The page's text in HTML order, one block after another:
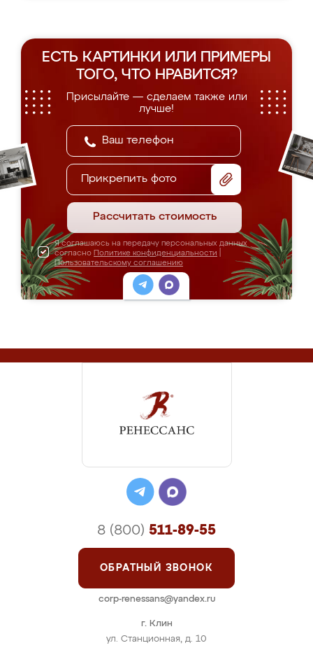
ЕСТЬ КАРТИНКИ ИЛИ ПРИМЕРЫ
ТОГО, ЧТО НРАВИТСЯ?
Присылайте — сделаем также или
лучше!
Прикрепить фото
Рассчитать стоимость
Я соглашаюсь на передачу персональных данных
согласно Политике конфиденциальности
Пользовательскому соглашению
г. Клин
ул. Станционная, д. 10
8 (800) 511-89-55
ОБРАТНЫЙ ЗВОНОК
corp-renessans@yandex.ru